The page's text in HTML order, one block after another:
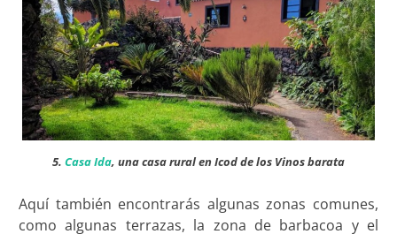
5. Casa Ida, una casa rural en Icod de los Vinos barata
Aquí también encontrarás algunas zonas comunes,
como algunas terrazas, la zona de barbacoa y el